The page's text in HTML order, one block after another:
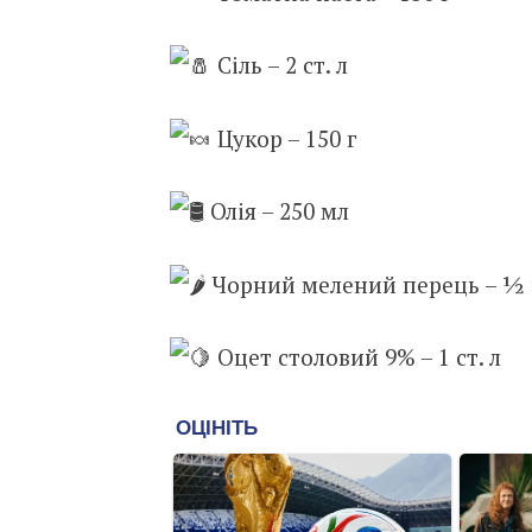
Сіль –2 ст. л
Цукор – 150 г
Олія – 250 мл
Чорний мелений перець – ½
Оцет столовий 9% – 1 ст. л